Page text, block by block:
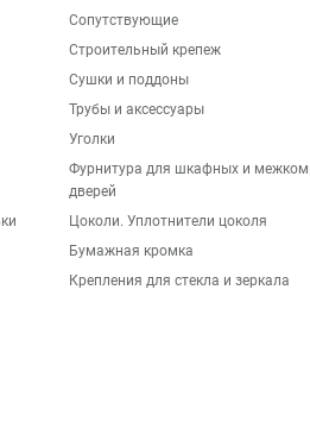
Сопутствующие
Строительный крепеж
Сушки и поддоны
Трубы и аксессуары
Уголки
Фурнитура для шкафных и
дверей
Цоколи. Уплотнители цоколя
Бумажная кромка
Крепления для стекла и зеркала